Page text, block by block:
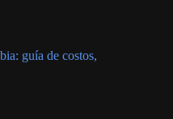
guía de costos,